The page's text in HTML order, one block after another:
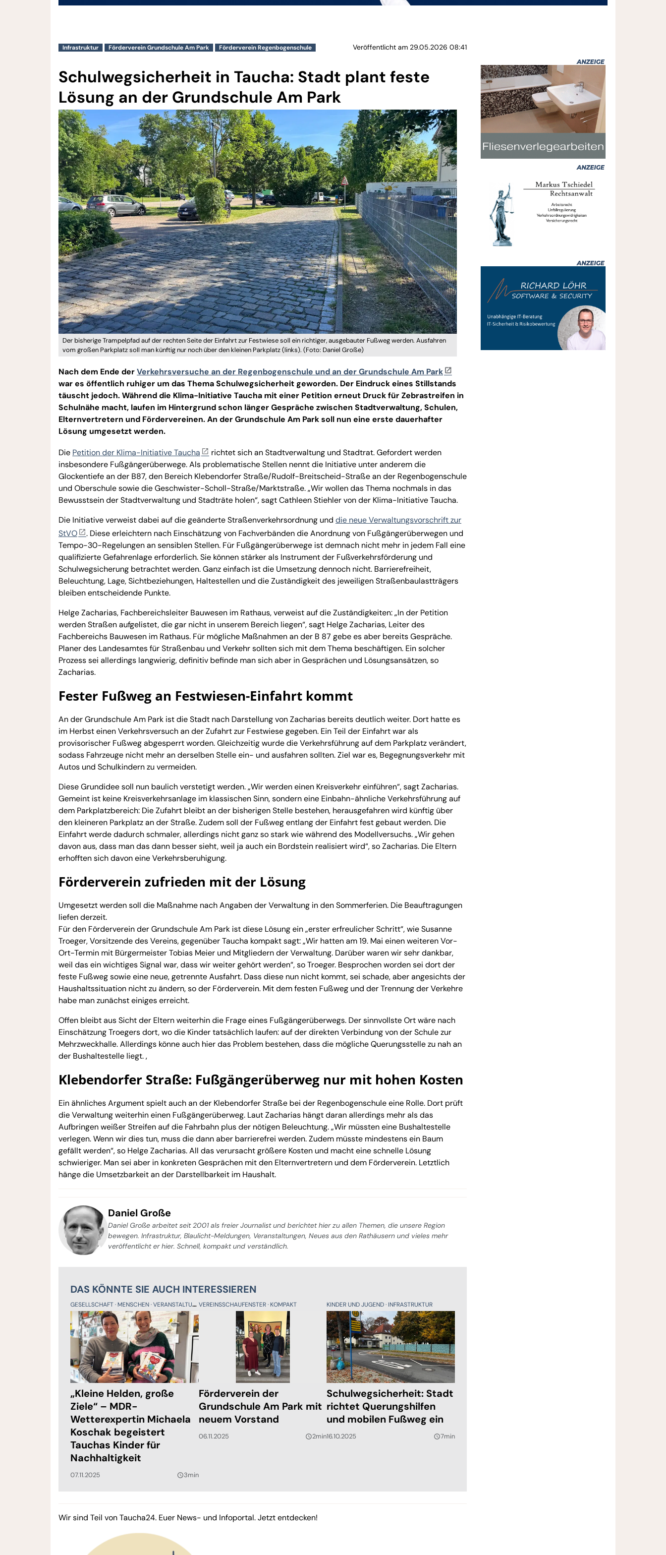
Infrastruktur Förderverein Grundschule Am Park Förderverein Regenbogenschule Veröffentlicht am 29.05.2026 08:41
Schulwegsicherheit in Taucha: Stadt plant feste
Lösung an der Grundschule Am Park
Der bisherige Trampelpfad auf der rechten Seite der Einfahrt zur Festwiese soll ein richtiger, ausgebauter Fußweg werden. Ausfahren
vom großen Parkplatz soll man künftig nur noch über den kleinen Parkplatz (links). (Foto: Daniel Große)
Nach dem Ende derVerkehrsversuche an der Regenbogenschule und an der Grundschule Am Park
war es öffentlich ruhiger um das Thema Schulwegsicherheit geworden. Der Eindruck eines Stillstands
täuscht jedoch. Während die Klima-Initiative Taucha mit einer Petition erneut Druck für Zebrastreifen in
Schulnähe macht, laufen im Hintergrund schon länger Gespräche zwischen Stadtverwaltung, Schulen,
Elternvertretern und Fördervereinen. An der Grundschule Am Park soll nun eine erste dauerhafter
Lösung umgesetzt werden.
Die Petition der Klima-Initiative Taucha
richtet sich an Stadtverwaltung und Stadtrat. Gefordert werden
insbesondere Fußgängerüberwege. Als problematische Stellen nennt die Initiative unter anderem die
Glockentiefe an der B87, den Bereich Klebendorfer Straße/Rudolf-Breitscheid-Straße an der Regenbogenschule
und Oberschule sowie die Geschwister-Scholl-Straße/Marktstraße. „Wir wollen das Thema nochmals in das
Bewusstsein der Stadtverwaltung und Stadträte holen“, sagt Cathleen Stiehler von der Klima-Initiative Taucha.
Die Initiative verweist dabei auf die geänderte Straßenverkehrsordnung und die neue Verwaltungsvorschrift zur
StVO
. Diese erleichtern nach Einschätzung von Fachverbänden die Anordnung von Fußgängerüberwegen und
Tempo-30-Regelungen an sensiblen Stellen. Für Fußgängerüberwege ist demnach nicht mehr in jedem Fall eine
qualifizierte Gefahrenlage erforderlich. Sie können stärker als Instrument der Fußverkehrsförderung und
Schulwegsicherung betrachtet werden. Ganz einfach ist die Umsetzung dennoch nicht. Barrierefreiheit,
Beleuchtung, Lage, Sichtbeziehungen, Haltestellen und die Zuständigkeit des jeweiligen Straßenbaulastträgers
bleiben entscheidende Punkte.
Helge Zacharias, Fachbereichsleiter Bauwesen im Rathaus, verweist auf die Zuständigkeiten: „In der Petition
werden Straßen aufgelistet, die gar nicht in unserem Bereich liegen“, sagt Helge Zacharias, Leiter des
Fachbereichs Bauwesen im Rathaus. Für mögliche Maßnahmen an der B 87 gebe es aber bereits Gespräche.
Planer des Landesamtes für Straßenbau und Verkehr sollten sich mit dem Thema beschäftigen. Ein solcher
Prozess sei allerdings langwierig, definitiv befinde man sich aber in Gesprächen und Lösungsansätzen, so
Zacharias.
Fester Fußweg an Festwiesen-Einfahrt kommt
An der Grundschule Am Park ist die Stadt nach Darstellung von Zacharias bereits deutlich weiter. Dort hatte es
im Herbst einen Verkehrsversuch an der Zufahrt zur Festwiese gegeben. Ein Teil der Einfahrt war als
provisorischer Fußweg abgesperrt worden. Gleichzeitig wurde die Verkehrsführung auf dem Parkplatz verändert,
sodass Fahrzeuge nicht mehr an derselben Stelle ein- und ausfahren sollten. Ziel war es, Begegnungsverkehr mit
Autos und Schulkindern zu vermeiden.
Diese Grundidee soll nun baulich verstetigt werden. „Wir werden einen Kreisverkehr einführen“, sagt Zacharias.
Gemeint ist keine Kreisverkehrsanlage im klassischen Sinn, sondern eine Einbahn-ähnliche Verkehrsführung auf
dem Parkplatzbereich: Die Zufahrt bleibt an der bisherigen Stelle bestehen, herausgefahren wird künftig über
den kleineren Parkplatz an der Straße. Zudem soll der Fußweg entlang der Einfahrt fest gebaut werden. Die
Einfahrt werde dadurch schmaler, allerdings nicht ganz so stark wie während des Modellversuchs. „Wir gehen
davon aus, dass man das dann besser sieht, weil ja auch ein Bordstein realisiert wird“, so Zacharias. Die Eltern
erhofften sich davon eine Verkehrsberuhigung.
Förderverein zufrieden mit der Lösung
Umgesetzt werden soll die Maßnahme nach Angaben der Verwaltung in den Sommerferien. Die Beauftragungen
liefen derzeit.
Für den Förderverein der Grundschule Am Park ist diese Lösung ein „erster erfreulicher Schritt“, wie Susanne
Troeger, Vorsitzende des Vereins, gegenüber Taucha kompakt sagt: „Wir hatten am 19. Mai einen weiteren Vor-
Ort-Termin mit Bürgermeister Tobias Meier und Mitgliedern der Verwaltung. Darüber waren wir sehr dankbar,
weil das ein wichtiges Signal war, dass wir weiter gehört werden“, so Troeger. Besprochen worden sei dort der
feste Fußweg sowie eine neue, getrennte Ausfahrt. Dass diese nun nicht kommt, sei schade, aber angesichts der
Haushaltssituation nicht zu ändern, so der Förderverein. Mit dem festen Fußweg und der Trennung der Verkehre
habe man zunächst einiges erreicht.
Offen bleibt aus Sicht der Eltern weiterhin die Frage eines Fußgängerüberwegs. Der sinnvollste Ort wäre nach
Einschätzung Troegers dort, wo die Kinder tatsächlich laufen: auf der direkten Verbindung von der Schule zur
Mehrzweckhalle. Allerdings könne auch hier das Problem bestehen, dass die mögliche Querungsstelle zu nah an
der Bushaltestelle liegt. ‚
Klebendorfer Straße: Fußgängerüberweg nur mit hohen Kosten
Ein ähnliches Argument spielt auch an der Klebendorfer Straße bei der Regenbogenschule eine Rolle. Dort prüft
die Verwaltung weiterhin einen Fußgängerüberweg. Laut Zacharias hängt daran allerdings mehr als das
Aufbringen weißer Streifen auf die Fahrbahn plus der nötigen Beleuchtung. „Wir müssten eine Bushaltestelle
verlegen. Wenn wir dies tun, muss die dann aber barrierefrei werden. Zudem müsste mindestens ein Baum
gefällt werden“, so Helge Zacharias. All das verursacht größere Kosten und macht eine schnelle Lösung
schwieriger. Man sei aber in konkreten Gesprächen mit den Elternvertretern und dem Förderverein. Letztlich
hänge die Umsetzbarkeit an der Darstellbarkeit im Haushalt.
Daniel Große
Daniel Große arbeitet seit 2001 als freier Journalist und berichtet hier zu allen Themen, die unsere Region
bewegen. Infrastruktur, Blaulicht-Meldungen, Veranstaltungen, Neues aus den Rathäusern und vieles mehr
veröffentlicht er hier. Schnell, kompakt und verständlich.
DAS KÖNNTE SIE AUCH INTERESSIEREN
GESELLSCHAFT MENSCHEN VERANSTALTUNGEN
„Kleine Helden, große
Ziele“ – MDR-
Wetterexpertin Michaela
Koschak begeistert
Tauchas Kinder für
Nachhaltigkeit
07.11.2025 query_builder3min
VEREINSSCHAUFENSTER KOMPAKT
Förderverein der
Grundschule Am Park mit
neuem Vorstand
06.11.2025 query_builder2min
KINDER UND JUGEND INFRASTRUKTUR
Schulwegsicherheit: Stadt
richtet Querungshilfen
und mobilen Fußweg ein
16.10.2025 query_builder7min
Wir sind Teil von Taucha24. Euer News- und Infoportal. Jetzt entdecken!